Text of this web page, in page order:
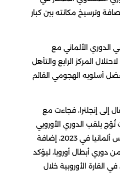
وترسيخ مكانته بين كبار
الألماني مع
المركز الرابع والتأهل
أسلوبه الهجومي القائم
إلى إنجلترا، فجاءت مع
تُوّج بلقب الدوري الأوروبي
عام 2022، وبلغ نهائي كأس ألمانيا في 2023، إضافة
إلى وصوله إلى دور الـ16 من دوري أبطال أوروبا، ليؤكد
في القارة الأوروبية خلال